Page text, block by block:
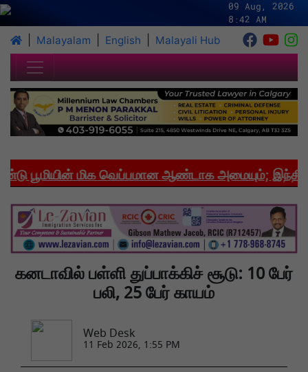
09 Aug, 2026
8:42 AM
Malayalam English Malayali Hub
மிக வெப்பமான ஆண்டாக அமையும்;
கனடாவில் பள்ளி துப்பாக்கிச் சூடு: 10 பேர்
பலி, 25 பேர் காயம்
Web Desk
11 Feb 2026, 1:55 PM